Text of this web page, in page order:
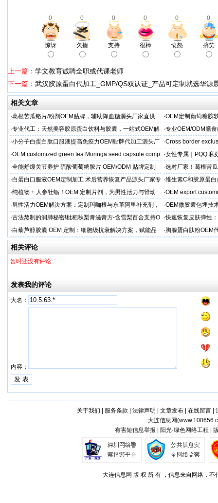
0 0 0 0 0 0
惊讶 欠揍 支持 很棒 愤怒 搞笑
上一篇： 学文教育诚聘全职或代课老师
下一篇： 武汉胶原蛋白代加工_GMP/QS双认证_产品可定制就选华源
相关文章
·葛根苦瓜铬片/粉剂OEM贴牌，辅助降血糖源头厂家直供 ·OEM定制葡萄糖胺
·专业代工：天然美容胶原蛋白饮料与胶囊，一站式OEM解
决方案，助力外贸客户全球市场
·专业OEM/ODM膳
保障
·小分子白蛋白肽口服液提高免疫力OEM贴牌代加工源头厂
家直供
·Cross border
·OEM customized green tea Moringa seed capsule comp ·女性专属｜PQQ 私
贸专供
·全能舒缓关节养护 硫酸葡萄糖胺片 OEM/ODM 贴牌定制
按需定制
·选对厂家！葛根苦
·白蛋白口服液OEM定制加工 术后营养恢复产品源头厂家专
属服务
·维生素C和胶原蛋
·纯植物 + 人参牡蛎！OEM 定制片剂，为男性活力与肾动
力保驾护航
·OEM export
·男性活力OEM解决方案：定制玛咖根与东革阿里补充剂，
出口市场专属
·OEM微胶囊包埋技
代工定制
·古法熬制的润肺秘密!枇杷秋梨膏滋膏方-含雪梨百合支持O
EM加工
·快速恢复皮肤弹性
美肌补充剂专业代工
·白藜芦醇胶囊 OEM 定制：细胞级抗衰解决方案，赋能品
牌精准布局大健康
· 胸腺蛋白肽粉OEM
力健康产品快速上市
相关评论
暂时还没有评论
发表我的评论
大名：
内容：
关于我们 服务条款 法律声明 文章发布| 在线留言|
大连信息网(
有害短信息举报 | 阳光·绿色网络工程 |
大连信息网 版 权 所 有 ，信息来自网络，